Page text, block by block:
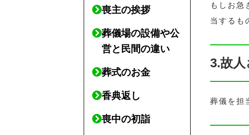
もしお急
当するも
3.故
葬儀を担
喪主の挨拶
葬儀場の設備や公
営と民間の違い
葬式のお金
香典返し
喪中の初詣